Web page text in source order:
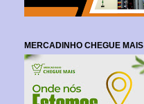
MERCADINHO CHEGUE MAIS